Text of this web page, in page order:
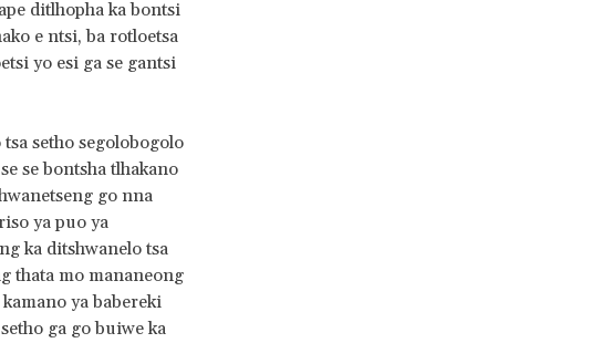
ditlhopha ka bontsi
e ntsi, ba rotloetsa
yo esi ga se gantsi
setho segolobogolo
se bontsha tlhakano
go nna
ya puo ya
ka ditshwanelo tsa
thata mo mananeong
ya babereki
ga go buiwe ka